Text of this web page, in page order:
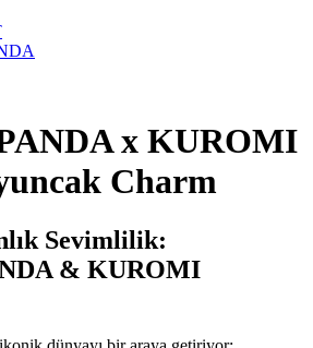
x KUROMI
Charm
Sevimlilik:
& KUROMI